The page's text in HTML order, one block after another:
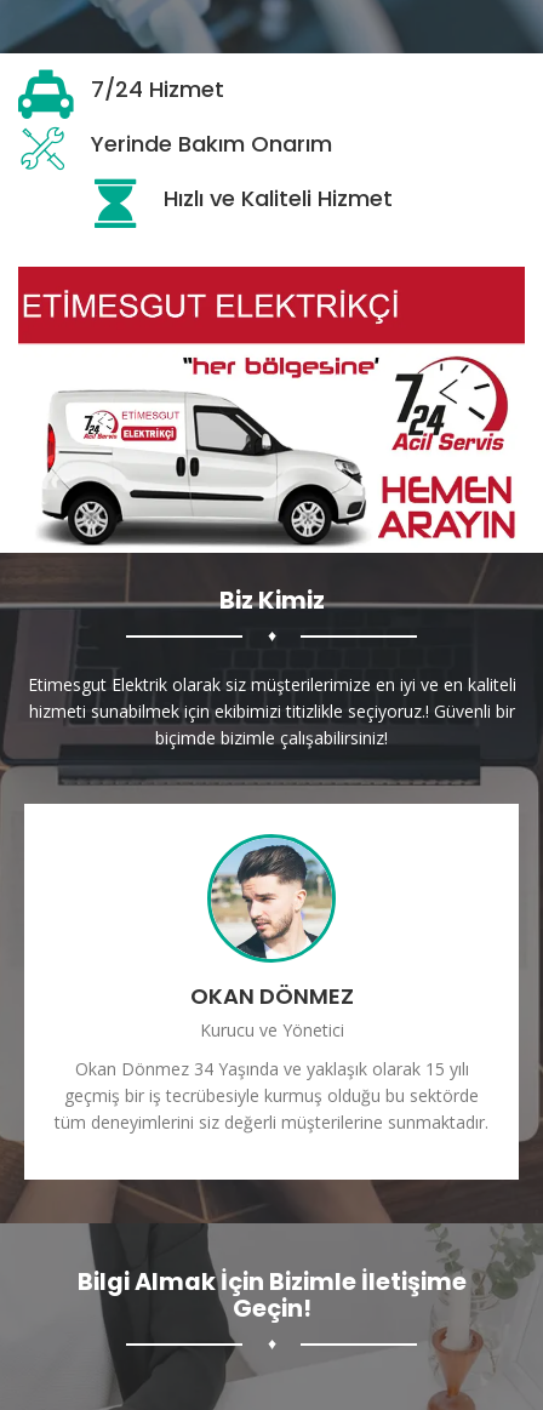
7/24 Hizmet
Yerinde Bakım Onarım
Hızlı ve Kaliteli Hizmet
Biz Kimiz
♦
Etimesgut Elektrik olarak siz müşterilerimize en iyi ve en kaliteli
hizmeti sunabilmek için ekibimizi titizlikle seçiyoruz.! Güvenli bir
biçimde bizimle çalışabilirsiniz!
OKAN DÖNMEZ
Kurucu ve Yönetici
Okan Dönmez 34 Yaşında ve yaklaşık olarak 15 yılı
geçmiş bir iş tecrübesiyle kurmuş olduğu bu sektörde
tüm deneyimlerini siz değerli müşterilerine sunmaktadır.
Bilgi Almak İçin Bizimle İletişime
Geçin!
♦